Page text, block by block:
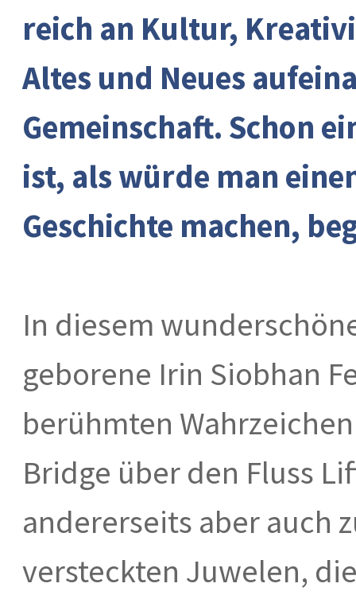
reich an Kultur,
Altes und Neues
Gemeinschaft. Schon
ist, als würde man
Geschichte machen,
In diesem
geborene Irin Siobhan
berühmten
Bridge über den Fluss
andererseits aber auch
versteckten Juwelen,